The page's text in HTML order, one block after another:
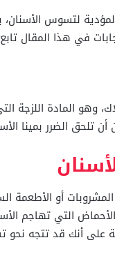
لتسوس
في هذا المقال
وهو المادة اللزجة
أن تلحق الضرر بمينا
أو الأطعمة
التي تهاجم
على أنك قد تتجه